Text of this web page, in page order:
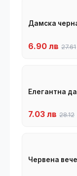
Дамска
6.90 лв 27.61
Елегантна
7.03 лв 28.12
Червена